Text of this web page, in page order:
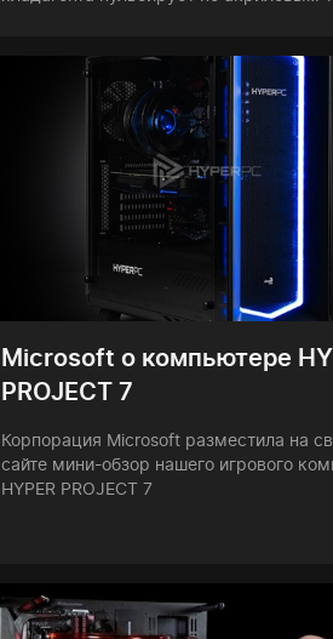
Microsoft о компьютере
PROJECT 7
Корпорация Microsoft разместила на
сайте мини-обзор нашего игрового
HYPER PROJECT 7